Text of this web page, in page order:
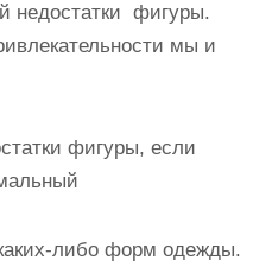
недостатки фигуры.
мы и
фигуры, если
либо форм одежды.